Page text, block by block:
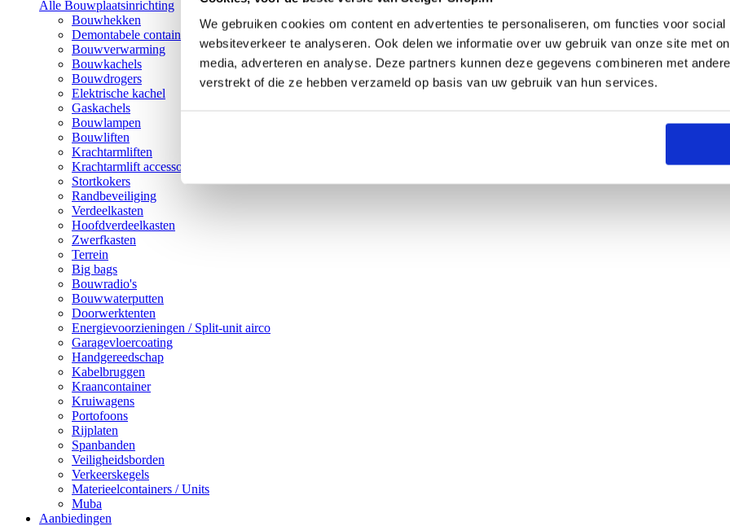
We gebruiken cookies om content en advertenties te personaliseren, om functies voor
websiteverkeer te analyseren. Ook delen we informatie over uw gebruik van onze site met
media, adverteren en analyse. Deze partners kunnen deze gegevens combineren met
verstrekt of die ze hebben verzameld op basis van uw gebruik van hun services.
Alle Bouwplaatsinrichting
Bouwhekken
Demontabele containers
Bouwverwarming
Bouwkachels
Bouwdrogers
Elektrische kachel
Gaskachels
Bouwlampen
Bouwliften
Krachtarmliften
Krachtarmlift accessoires
Stortkokers
Randbeveiliging
Verdeelkasten
Hoofdverdeelkasten
Zwerfkasten
Terrein
Big bags
Bouwradio's
Bouwwaterputten
Doorwerktenten
Energievoorzieningen / Split-unit airco
Garagevloercoating
Handgereedschap
Kabelbruggen
Kraancontainer
Kruiwagens
Portofoons
Rijplaten
Spanbanden
Veiligheidsborden
Verkeerskegels
Materieelcontainers / Units
Muba
Aanbiedingen